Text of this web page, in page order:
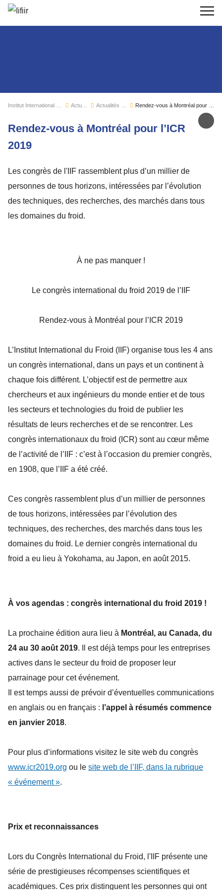
Actualités
Rendez-vous à Montréal pour l’ICR
2019
Les congrès de l'IIF rassemblent plus d’un millier de
personnes de tous horizons, intéressées par l’évolution
des techniques, des recherches, des marchés dans tous
les domaines du froid.
À ne pas manquer !
Le congrès international du froid 2019 de l’IIF
Rendez-vous à Montréal pour l’ICR 2019
L’Institut International du Froid (IIF) organise tous les 4 ans
un congrès international, dans un pays et un continent à
chaque fois différent. L’objectif est de permettre aux
chercheurs et aux ingénieurs du monde entier et de tous
les secteurs et technologies du froid de publier les
résultats de leurs recherches et de se rencontrer. Les
congrès internationaux du froid (ICR) sont au cœur même
de l’activité de l’IIF : c’est à l’occasion du premier congrès,
en 1908, que l’IIF a été créé.
Ces congrès rassemblent plus d’un millier de personnes
de tous horizons, intéressées par l’évolution des
techniques, des recherches, des marchés dans tous les
domaines du froid. Le dernier congrès international du
froid a eu lieu à Yokohama, au Japon, en août 2015.
À vos agendas : congrès international du froid 2019 !
La prochaine édition aura lieu à Montréal, au Canada, du
24 au 30 août 2019. Il est déjà temps pour les entreprises
actives dans le secteur du froid de proposer leur
parrainage pour cet événement.
Il est temps aussi de prévoir d’éventuelles communications
en anglais ou en français : l’appel à résumés commence
en janvier 2018.
Pour plus d’informations visitez le site web du congrès
www.icr2019.org ou le site web de l’IIF, dans la rubrique
« événement ».
Prix et reconnaissances
Lors du Congrès International du Froid, l'IIF présente une
série de prestigieuses récompenses scientifiques et
académiques. Ces prix distinguent les personnes qui ont